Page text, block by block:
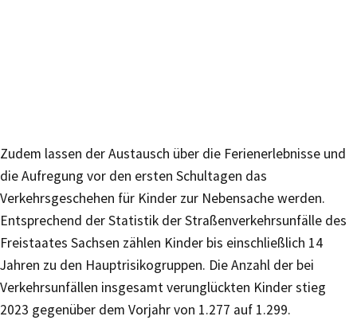
Zudem lassen der Austausch über die Ferienerlebnisse und
die Aufregung vor den ersten Schultagen das
Verkehrsgeschehen für Kinder zur Nebensache werden.
Entsprechend der Statistik der Straßenverkehrsunfälle des
Freistaates Sachsen zählen Kinder bis einschließlich 14
Jahren zu den Hauptrisikogruppen. Die Anzahl der bei
Verkehrsunfällen insgesamt verunglückten Kinder stieg
2023 gegenüber dem Vorjahr von 1.277 auf 1.299.